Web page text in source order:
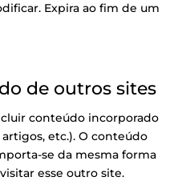
Expira ao fim de um
de outros sites
conteúdo incorporado
etc.). O conteúdo
se da mesma forma
esse outro site.